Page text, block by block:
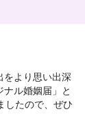
をより思い出深
ル婚姻届」と
したので、ぜひ